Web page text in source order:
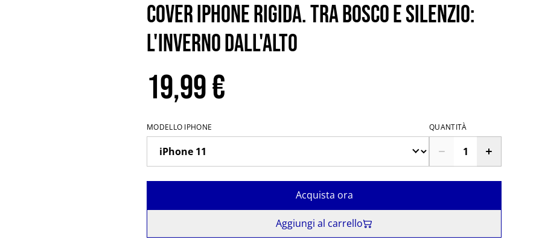
Cover iPhone Rigida. Tra Bosco e Silenzio:
L'Inverno dall'Alto
19,99 €
MODELLO IPHONE QUANTITÀ
Acquista ora
Aggiungi al carrello